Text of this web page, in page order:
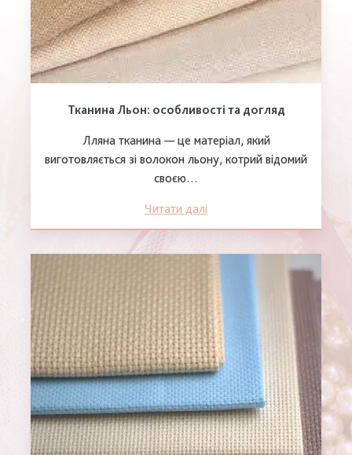
Тканина Льон: особливості та догляд
Лляна тканина — це матеріал, який
виготовляється зі волокон льону, котрий відомий
своєю…
Читати далі